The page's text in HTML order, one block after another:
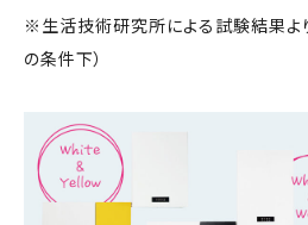
※生活技術研究所による試験結果よ
の条件下）